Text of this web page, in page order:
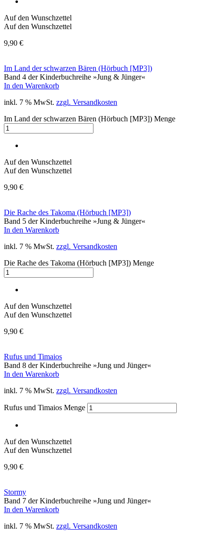
Auf den Wunschzettel
Auf den Wunschzettel
9,90 €
Im Land der schwarzen Bären (Hörbuch [MP3])
Band 4 der Kinderbuchreihe »Jung & Jünger«
In den Warenkorb
inkl. 7 % MwSt. zzgl. Versandkosten
Im Land der schwarzen Bären (Hörbuch [MP3]) Menge
Auf den Wunschzettel
Auf den Wunschzettel
9,90 €
Die Rache des Takoma (Hörbuch [MP3])
Band 5 der Kinderbuchreihe »Jung & Jünger«
In den Warenkorb
inkl. 7 % MwSt. zzgl. Versandkosten
Die Rache des Takoma (Hörbuch [MP3]) Menge
Auf den Wunschzettel
Auf den Wunschzettel
9,90 €
Rufus und Timaios
Band 8 der Kinderbuchreihe »Jung und Jünger«
In den Warenkorb
inkl. 7 % MwSt. zzgl. Versandkosten
Rufus und Timaios Menge
Auf den Wunschzettel
Auf den Wunschzettel
9,90 €
Stormy
Band 7 der Kinderbuchreihe »Jung und Jünger«
In den Warenkorb
inkl. 7 % MwSt. zzgl. Versandkosten